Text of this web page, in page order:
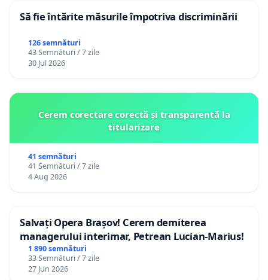
Să fie întărite măsurile împotriva discriminării
126 semnături
43 Semnături / 7 zile
30 Jul 2026
Cerem corectare corectă și transparentă la
titularizare
41 semnături
41 Semnături / 7 zile
4 Aug 2026
Salvați Opera Brașov! Cerem demiterea
managerului interimar, Petrean Lucian-Marius!
1 890 semnături
33 Semnături / 7 zile
27 Jun 2026